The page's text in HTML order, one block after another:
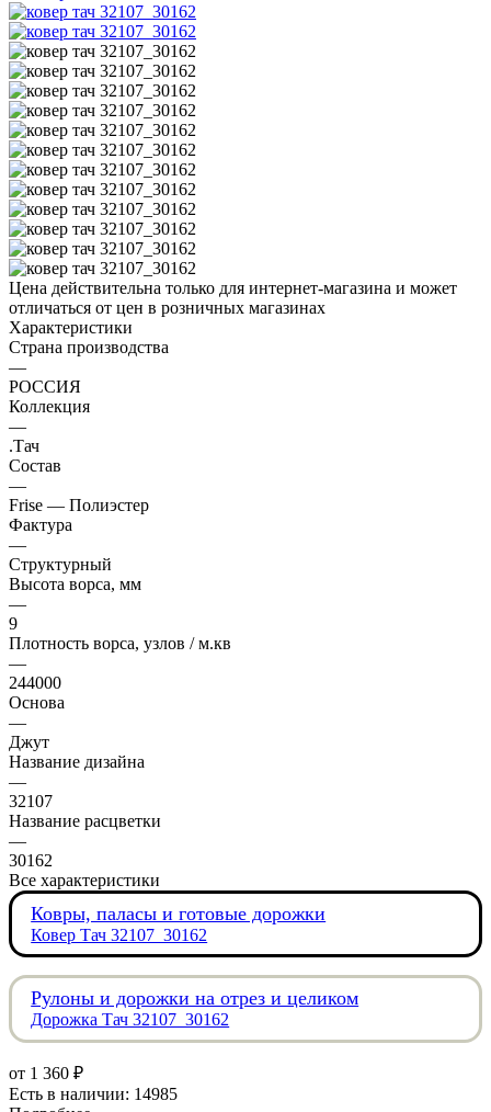
Цена действительна только для интернет-магазина и может
отличаться от цен в розничных магазинах
Характеристики
Страна производства
—
РОССИЯ
Коллекция
—
.Тач
Состав
—
Frise — Полиэстер
Фактура
—
Структурный
Высота ворса, мм
—
9
Плотность ворса, узлов / м.кв
—
244000
Основа
—
Джут
Название дизайна
—
32107
Название расцветки
—
30162
Все характеристики
Ковры, паласы и готовые дорожки
Ковер Тач 32107_30162
Рулоны и дорожки на отрез и целиком
Дорожка Тач 32107_30162
от 1 360 ₽
Есть в наличии: 14985